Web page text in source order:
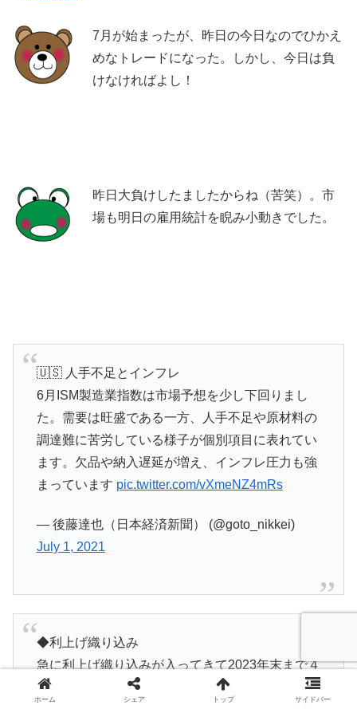
7月が始まったが、昨日の今日なのでひかえ
めなトレードになった。しかし、今日は負
けなければよし！
昨日大負けしたましたからね（苦笑）。市
場も明日の雇用統計を睨み小動きでした。
🇺🇸 人手不足とインフレ
6月ISM製造業指数は市場予想を少し下回りまし
た。需要は旺盛である一方、人手不足や原材料の
調達難に苦労している様子が個別項目に表れてい
ます。欠品や納入遅延が増え、インフレ圧力も強
まっています pic.twitter.com/vXmeNZ4mRs
— 後藤達也（日本経済新聞） (@goto_nikkei)
July 1, 2021
◆利上げ織り込み
急に利上げ織り込みが入ってきて2023年末まで４
回を織り込むプライシングに。雇用統計前の仕掛
ホーム シェア トップ サイドバー